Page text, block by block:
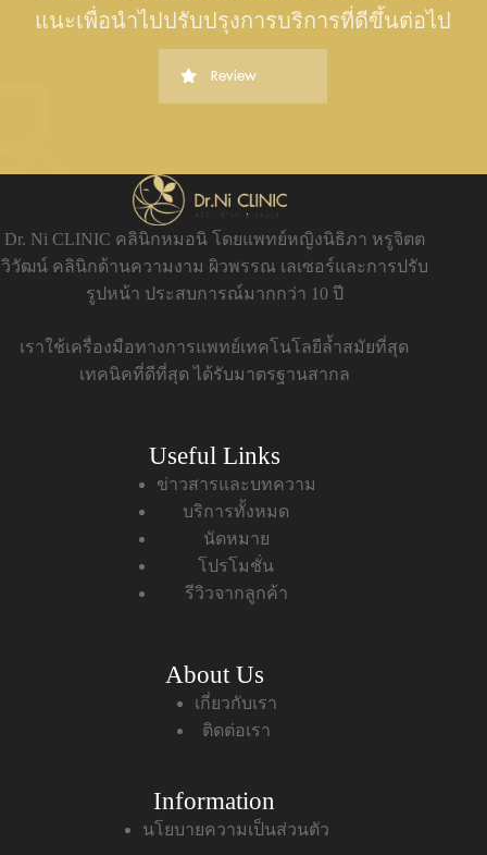
แนะเพื่อนำไปปรับปรุงการบริการที่ดีขึ้นต่อไป
Review
Dr. Ni CLINIC คลินิกหมอนิ โดยแพทย์หญิงนิธิภา หรูจิตต
วิวัฒน์ คลินิกด้านความงาม ผิวพรรณ เลเซอร์และการปรับ
รูปหน้า ประสบการณ์มากกว่า 10 ปี
เราใช้เครื่องมือทางการแพทย์เทคโนโลยีล้ำสมัยที่สุด
เทคนิคที่ดีที่สุด ได้รับมาตรฐานสากล
Useful Links
ข่าวสารและบทความ
บริการทั้งหมด
นัดหมาย
โปรโมชั่น
รีวิวจากลูกค้า
About Us
เกี่ยวกับเรา
ติดต่อเรา
Information
นโยบายความเป็นส่วนตัว